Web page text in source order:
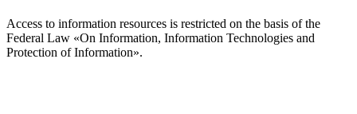
Access to information resources is restricted on the basis of the
Federal Law «On Information, Information Technologies and
Protection of Information».